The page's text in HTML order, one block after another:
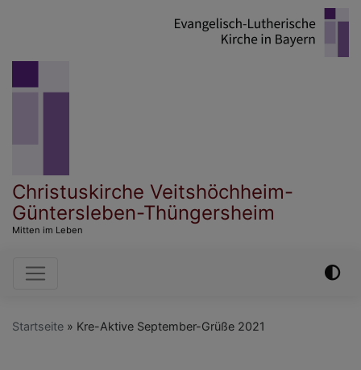
Christuskirche Veitshöchheim-
Güntersleben-Thüngersheim
Mitten im Leben
Hauptnavigation
Startseite Kre-Aktive September-Grüße 2021